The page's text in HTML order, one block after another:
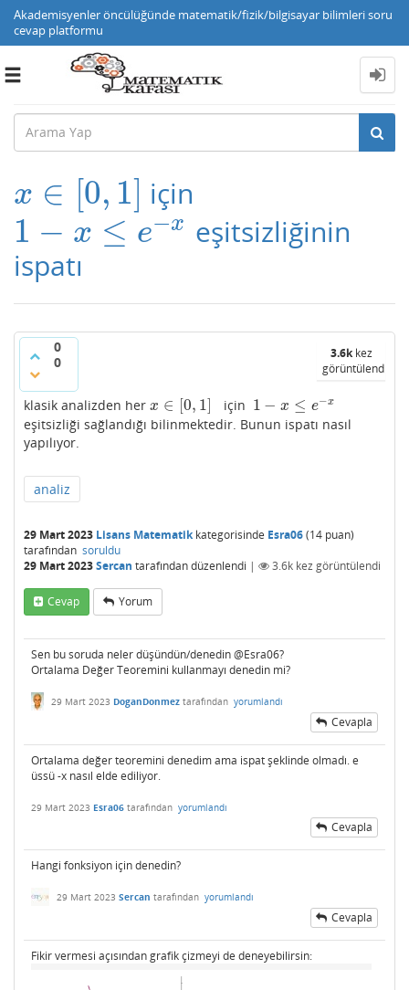
Akademisyenler öncülüğünde matematik/fizik/bilgisayar bilimleri soru
cevap platformu
Toggle
x ∈ [0, 1]
x∈[0 1] için
1 − x ≤ e−x
1 −x≤e−x
eşitsizliğinin
ispatı
0
0
3.6kkez
görüntülendi
klasik analizden her x ∈ [0, 1]
x∈[0 1] için 1 − x ≤ e−x
1−x≤e−x
eşitsizliği sağlandığı bilinmektedir. Bunun ispatı nasıl
yapılıyor.
analiz
29 Mart 2023 Lisans Matematikkategorisinde Esra06(14 puan)
tarafından soruldu
29 Mart 2023Sercan tarafındandüzenlendi | 3.6k kez görüntülendi
Cevap Yorum
Sen bu soruda neler düşündün/denedin @Esra06?
Ortalama Değer Teoremini kullanmayı denedin mi?
29 Mart 2023 DoganDonmez tarafından yorumlandı
Cevapla
Ortalama değer teoremini denedim ama ispat şeklinde olmadı. e
üssü -x nasıl elde ediliyor.
29 Mart 2023 Esra06 tarafından yorumlandı
Cevapla
Hangi fonksiyon için denedin?
29 Mart 2023 Sercan tarafından yorumlandı
Cevapla
Fikir vermesi açısından grafik çizmeyi de deneyebilirsin: